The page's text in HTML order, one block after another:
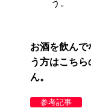
う。
お酒を飲ん
う方はこち
ん。
参考記事